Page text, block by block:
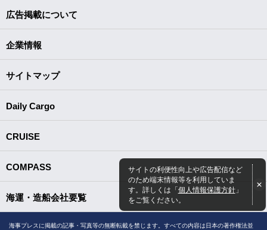
サイトの利便性向上や広告配信など
のため端末情報等を利用していま
す。詳しくは「個人情報保護方針」
をご覧ください。
広告掲載について
企業情報
サイトマップ
Daily Cargo
CRUISE
COMPASS
海運・造船会社要覧
海事プレスに掲載の記事・写真等の無断転載を禁じます。すべての内容は日本の著作権法並